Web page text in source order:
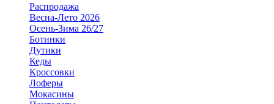
Распродажа
Весна-Лето 2026
Осень-Зима 26/27
Ботинки
Дутики
Кеды
Кроссовки
Лоферы
Мокасины